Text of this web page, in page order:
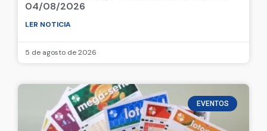
04/08/2026
LER NOTICIA
5 de agosto de 2026
EVENTOS